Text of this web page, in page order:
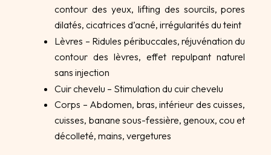
contour des yeux, lifting des sourcils, pores
dilatés, cicatrices d’acné, irrégularités du teint
Lèvres – Ridules péribuccales, réjuvénation du
contour des lèvres, effet repulpant naturel
sans injection
Cuir chevelu – Stimulation du cuir chevelu
Corps – Abdomen, bras, intérieur des cuisses,
cuisses, banane sous-fessière, genoux, cou et
décolleté, mains, vergetures